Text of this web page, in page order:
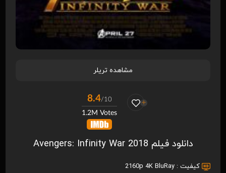
مشاهده تریلر
8.4/10
1.2M Votes
دانلود فیلم Avengers: Infinity War 2018
کیفیت : 2160p 4K BluRay